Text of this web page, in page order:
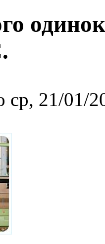
ср, 21/01/